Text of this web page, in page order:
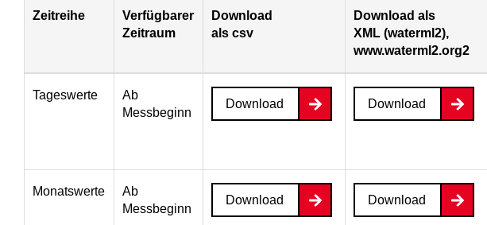
Zeitreihe
Verfügbarer
Zeitraum
Download
als csv
Download als
XML (waterml2),
www.waterml2.org2
Tageswerte
Ab
Messbeginn
Download Download
Monatswerte
Ab
Messbeginn
Download Download